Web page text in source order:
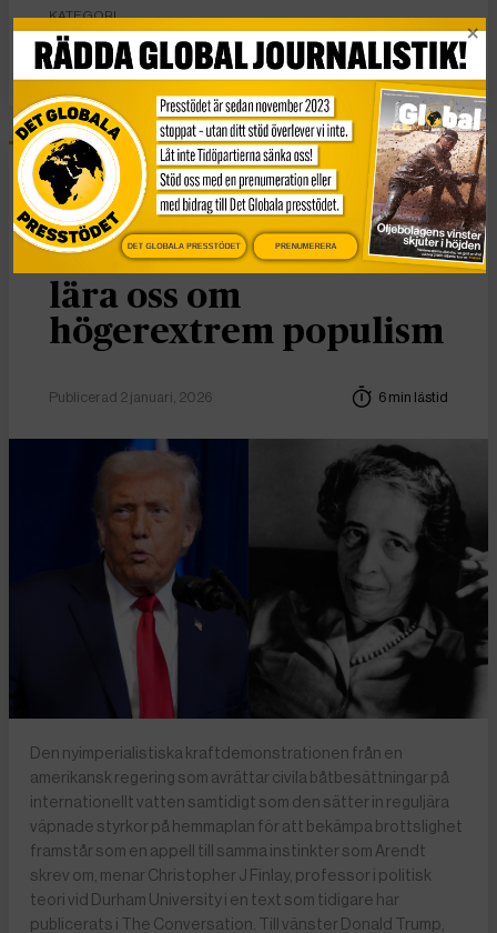
KATEGORI
Nyheter
Essä
Vad Hanna Arendt kan
lära oss om
högerextrem populism
Publicerad 2 januari, 2026 6 min lästid
Den nyimperialistiska kraftdemonstrationen från en
amerikansk regering som avrättar civila båtbesättningar på
internationellt vatten samtidigt som den sätter in reguljära
väpnade styrkor på hemmaplan för att bekämpa brottslighet
framstår som en appell till samma instinkter som Arendt
skrev om, menar Christopher J Finlay, professor i politisk
teori vid Durham University i en text som tidigare har
publicerats i The Conversation. Till vänster Donald Trump,
DET GLOBALA PRESSTÖDET PRENUMERERA